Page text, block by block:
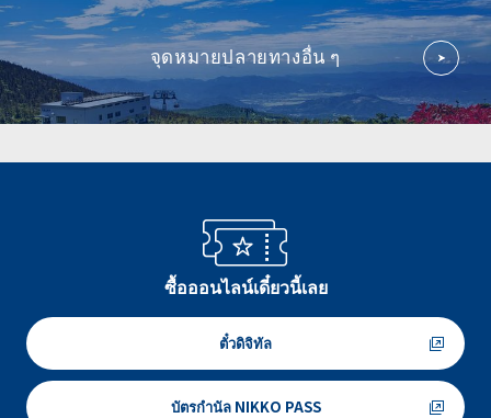
จุดหมายปลายทางอื่น ๆ
ซื้อออนไลน์เดี๋ยวนี้เลย
ตั๋วดิจิทัล
บัตรกำนัล NIKKO PASS